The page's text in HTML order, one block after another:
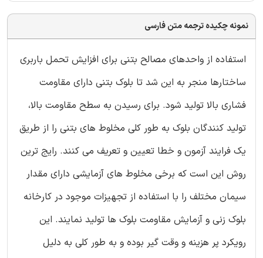
نمونه چکیده ترجمه متن فارسی
استفاده از واحدهای مصالح بتنی برای افزایش تحمل باربری
ساختارها منجر به این شد تا بلوک بتنی دارای مقاومت
فشاری بالا تولید شود. برای رسیدن به سطح مقاومت بالا،
تولید کنندگان بلوک به طور کلی مخلوط های بتنی را از طریق
یک فرایند آزمون و خطا تعیین و تعریف می کنند. رایج ترین
روش این است که برخی مخلوط های آزمایشی دارای مقدار
سیمان مختلف را با استفاده از تجهیزات موجود در کارخانه
بلوک زنی و آزمایش مقاومت بلوک ها تولید نمایند. این
رویکرد پر هزینه و وقت گیر بوده و به طور کلی به دلیل